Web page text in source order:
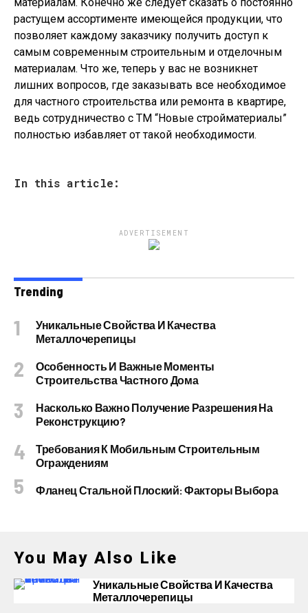
растущем ассортименте имеющейся продукции, что
позволяет каждому заказчику получить доступ к
самым современным строительным и отделочным
материалам. Что же, теперь у вас не возникнет
лишних вопросов, где заказывать все необходимое
для частного строительства или ремонта в квартире,
ведь сотрудничество с ТМ “Новые стройматериалы”
полностью избавляет от такой необходимости.
In this article:
ADVERTISEMENT
Trending
Уникальные Свойства И Качества
Металлочерепицы
Особенность И Важные Моменты
Строительства Частного Дома
Насколько Важно Получение Разрешения На
Реконструкцию?
Требования К Мобильным Строительным
Ограждениям
Фланец Стальной Плоский: Факторы Выбора
You May Also Like
Уникальные Свойства И Качества
Металлочерепицы